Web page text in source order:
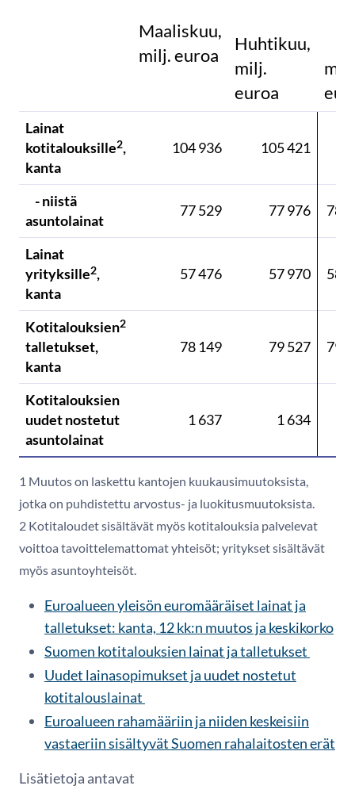
Maaliskuu,
milj. euroa
Huhtikuu,
milj.
euroa
Lainat
kotitalouksille2,
kanta
104 936 105 421
- niistä
asuntolainat
77 529 77 976 78
Lainat
yrityksille2,
kanta
57 476 57 970 58
Kotitalouksien2
talletukset,
kanta
78 149 79 527 79
Kotitalouksien
uudet nostetut
asuntolainat
1 637 1 634
1 Muutos on laskettu kantojen kuukausimuutoksista,
jotka on puhdistettu arvostus- ja luokitusmuutoksista.
2 Kotitaloudet sisältävät myös kotitalouksia palvelevat
voittoa tavoittelemattomat yhteisöt; yritykset sisältävät
myös asuntoyhteisöt.
Euroalueen yleisön euromääräiset lainat ja
talletukset: kanta, 12 kk:n muutos ja keskikorko
Suomen kotitalouksien lainat ja talletukset
Uudet lainasopimukset ja uudet nostetut
kotitalouslainat
Euroalueen rahamääriin ja niiden keskeisiin
vastaeriin sisältyvät Suomen rahalaitosten erät
Lisätietoja antavat